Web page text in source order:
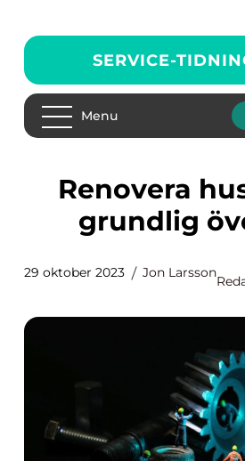
SERVICE-
Menu
Renovera huset – en
grundlig
29 oktober 2023 Jon Larsson